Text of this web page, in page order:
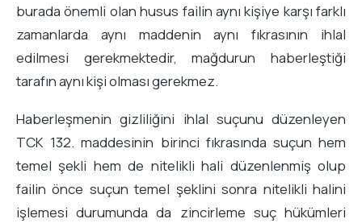
burada önemli olan husus failin aynı kişiye karşı farklı
zamanlarda aynı maddenin aynı fıkrasının ihlal
edilmesi gerekmektedir, mağdurun haberleştiği
tarafın aynı kişi olması gerekmez.
Haberleşmenin gizliliğini ihlal suçunu düzenleyen
TCK 132. maddesinin birinci fıkrasında suçun hem
temel şekli hem de nitelikli hali düzenlenmiş olup
failin önce suçun temel şeklini sonra nitelikli halini
işlemesi durumunda da zincirleme suç hükümleri